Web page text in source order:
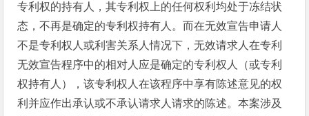
专利权的持有人，其专利权上的任何权利均处于冻结状
态，不再是确定的专利权持有人。而在无效宣告申请人
不是专利权人或利害关系人情况下，无效请求人在专利
无效宣告程序中的相对人应是确定的专利权人（或专利
权持有人），该专利权人在该程序中享有陈述意见的权
利并应作出承认或不承认请求人请求的陈述。本案涉及